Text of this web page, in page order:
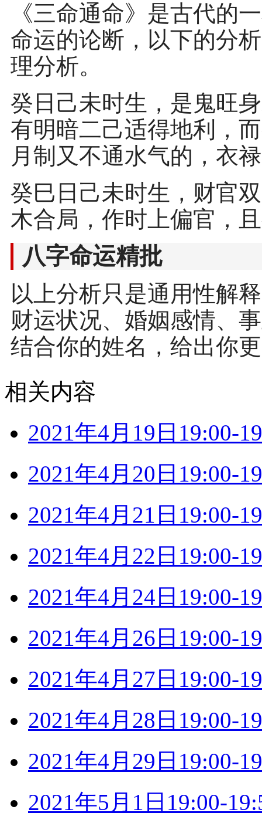
《三命通命》是古代的
命运的论断，以下的分
理分析。
癸日己未时生，是鬼旺
有明暗二己适得地利，
月制又不通水气的，衣
癸巳日己未时生，财官
木合局，作时上偏官，
八字命运精批
以上分析只是通用性解
财运状况、婚姻感情、
结合你的姓名，给出你
相关内容
2021年4月19日19:00-
2021年4月20日19:00-
2021年4月21日19:00-
2021年4月22日19:00-
2021年4月24日19:00-
2021年4月26日19:00-
2021年4月27日19:00-
2021年4月28日19:00-
2021年4月29日19:00-
2021年5月1日19:00-